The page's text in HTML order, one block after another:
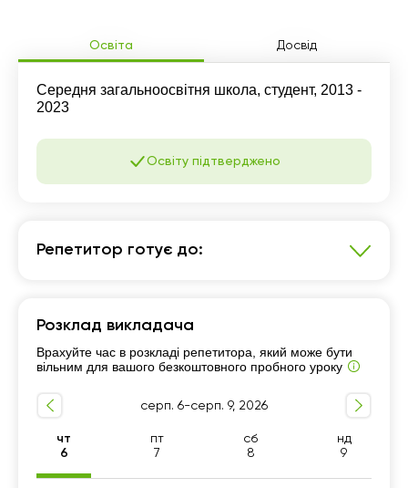
Освіта Досвід
Середня загальноосвітня школа, студент, 2013 -
2023
Освіту підтверджено
Репетитор готує до:
7 - 9-й класи Репетитор для дітей
Рівень А1-А2 Рівень B1-B2
Розклад викладача
Врахуйте час в розкладі репетитора, який може бути
вільним для вашого безкоштовного пробного уроку
серп. 6-серп. 9, 2026
чт
6
пт
7
сб
8
нд
9